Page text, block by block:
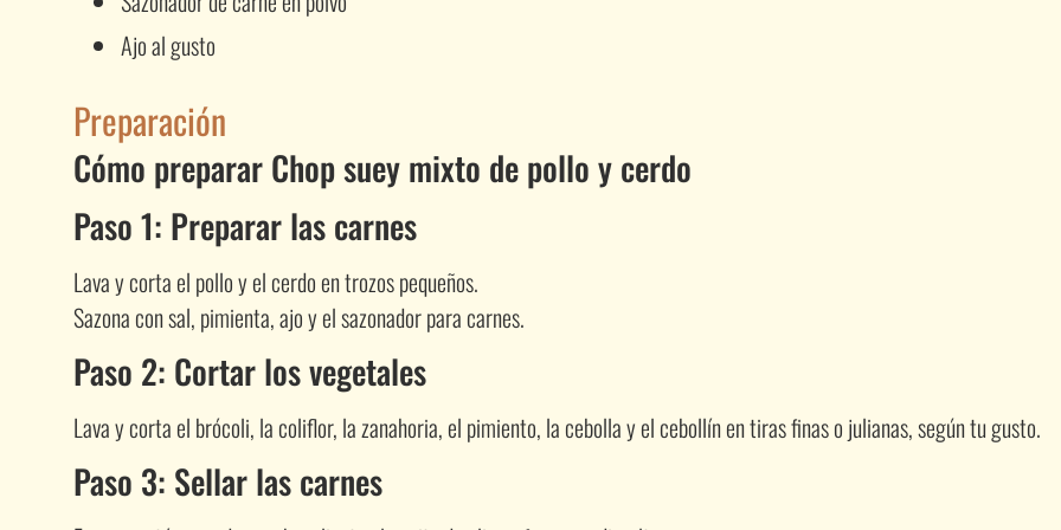
Ajo al gusto
Preparación
Cómo preparar Chop suey mixto de pollo y cerdo
Paso 1: Preparar las carnes
Lava y corta el pollo y el cerdo en trozos pequeños.
Sazona con sal, pimienta, ajo y el sazonador para carnes.
Paso 2: Cortar los vegetales
Lava y corta el brócoli, la coliflor, la zanahoria, el pimiento, la cebolla y el cebollín en tiras finas o julianas, según tu gusto.
Paso 3: Sellar las carnes